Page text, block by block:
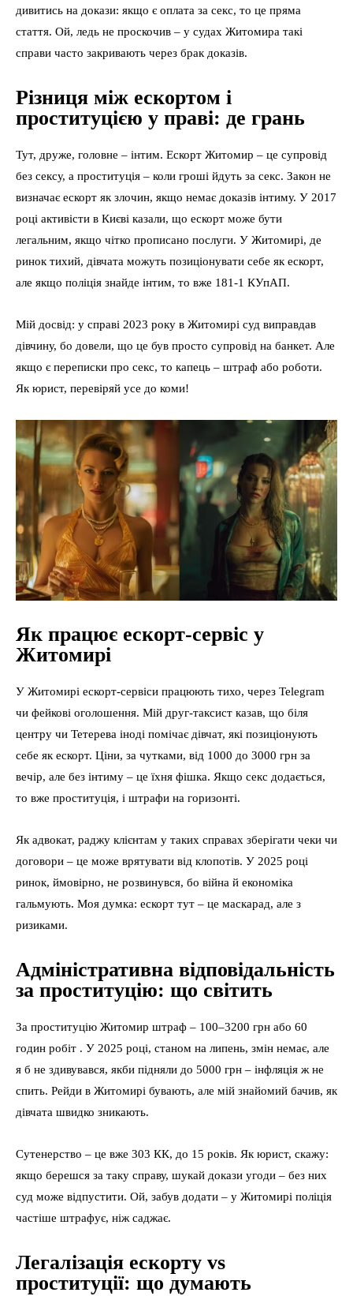
дивитись на докази: якщо є оплата за секс, то це пряма
стаття. Ой, ледь не проскочив – у судах Житомира такі
справи часто закривають через брак доказів.
Різниця між ескортом і
проституцією у праві: де грань
Тут, друже, головне – інтим. Ескорт Житомир – це супровід
без сексу, а проституція – коли гроші йдуть за секс. Закон не
визначає ескорт як злочин, якщо немає доказів інтиму. У 2017
році активісти в Києві казали, що ескорт може бути
легальним, якщо чітко прописано послуги. У Житомирі, де
ринок тихий, дівчата можуть позиціонувати себе як ескорт,
але якщо поліція знайде інтим, то вже 181-1 КУпАП.
Мій досвід: у справі 2023 року в Житомирі суд виправдав
дівчину, бо довели, що це був просто супровід на банкет. Але
якщо є переписки про секс, то капець – штраф або роботи.
Як юрист, перевіряй усе до коми!
Як працює ескорт-сервіс у
Житомирі
У Житомирі ескорт-сервіси працюють тихо, через Telegram
чи фейкові оголошення. Мій друг-таксист казав, що біля
центру чи Тетерева іноді помічає дівчат, які позиціонують
себе як ескорт. Ціни, за чутками, від 1000 до 3000 грн за
вечір, але без інтиму – це їхня фішка. Якщо секс додається,
то вже проституція, і штрафи на горизонті.
Як адвокат, раджу клієнтам у таких справах зберігати чеки чи
договори – це може врятувати від клопотів. У 2025 році
ринок, ймовірно, не розвинувся, бо війна й економіка
гальмують. Моя думка: ескорт тут – це маскарад, але з
ризиками.
Адміністративна відповідальність
за проституцію: що світить
За проституцію Житомир штраф – 100–3200 грн або 60
годин робіт . У 2025 році, станом на липень, змін немає, але
я б не здивувався, якби підняли до 5000 грн – інфляція ж не
спить. Рейди в Житомирі бувають, але мій знайомий бачив, як
дівчата швидко зникають.
Сутенерство – це вже 303 КК, до 15 років. Як юрист, скажу:
якщо берешся за таку справу, шукай докази угоди – без них
суд може відпустити. Ой, забув додати – у Житомирі поліція
частіше штрафує, ніж саджає.
Легалізація ескорту vs
проституції: що думають